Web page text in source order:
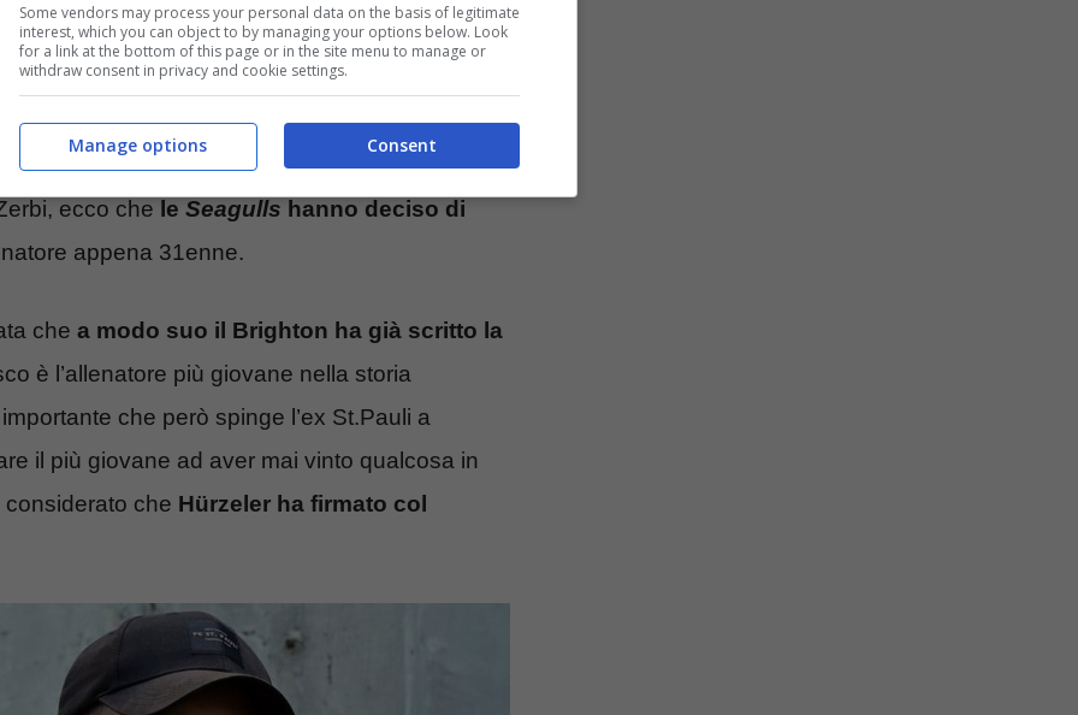
ecco perché
mai preso decisioni scontate, ed è forse
Dopo aver puntato su uno sconosciuto
ecco che le Seagulls hanno deciso di
appena 31enne.
che a modo suo il Brighton ha già scritto la
è l’allenatore più giovane nella storia
che però spinge l’ex St.Pauli a
il più giovane ad aver mai vinto qualcosa in
considerato che Hürzeler ha firmato col
Some vendors may process your personal data on the basis of legitimate
interest, which you can object to by managing your options below. Look
for a link at the bottom of this page or in the site menu to manage or
withdraw consent in privacy and cookie settings.
Consent
Manage options